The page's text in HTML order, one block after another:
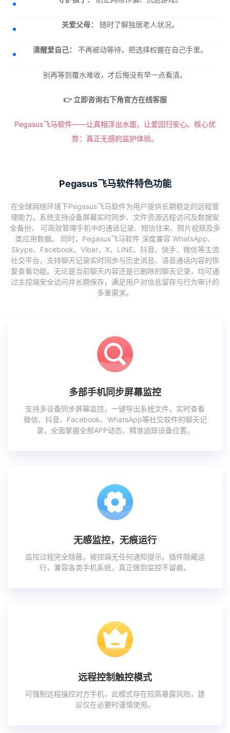
关爱父母： 随时了解独居老人状况。
清醒爱自己： 不再被动等待，把选择权握在自己手里。
别再等到覆水难收，才后悔没有早一点看清。
👉 立即咨询右下角官方在线客服
Pegasus飞马软件——让真相浮出水面，让爱回归安心。核心优
势：真正无感的监护体验。
Pegasus飞马软件特色功能
在全球网络环境下Pegasus飞马软件为用户提供长期稳定的远程管
理能力。系统支持设备屏幕实时同步、文件资源远程访问及数据安
全备份， 可高效管理手机中的通话记录、短信往来、照片视频及多
类应用数据。 同时，Pegasus飞马软件 深度兼容 WhatsApp、
Skype、Facebook、Viber、X、LINE、抖音、快手、微信等主流
社交平台，支持聊天记录实时同步与历史消息、语音通话内容的恢
复查看功能。无论是当前聊天内容还是已删除的聊天记录，均可通
过主控端安全访问并长期保存，满足用户对信息留存与行为审计的
多重需求。
多部手机同步屏幕监控
支持多设备同步屏幕监控，一键导出系统文件，实时查看
微信、抖音、Facebook、WhatsApp等社交软件的聊天记
录，全面掌握全部APP动态，精准追踪设备位置。
无感监控，无痕运行
监控过程完全隐蔽，被控端无任何通知提示。插件隐藏运
行，兼容各类手机系统，真正做到监控不留痕。
远程控制触控模式
可强制远程操控对方手机，此模式存在较高暴露风险，建
议仅在必要时谨慎使用。